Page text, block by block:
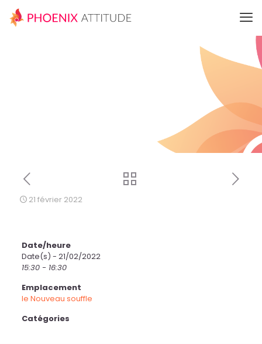
21 février 2022
Date/heure
Date(s) - 21/02/2022
15:30 - 16:30
Emplacement
le Nouveau souffle
Catégories